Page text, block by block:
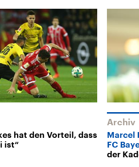
hat den Vorteil, dass
ist“
Archiv
Marcel
FC
der